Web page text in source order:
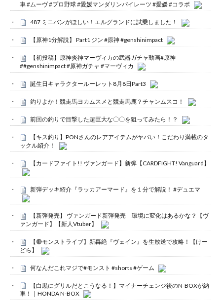
車 #ムーヴ #プロ野球 #愛媛マンダリンパイレーツ #愛媛 #コラボ
487 ミニバンがほしい！エルグランドに試乗しました！
【原神1分解説】 Part1 ジン #原神 #genshinimpact
【初投稿】原神炎神マーヴィカの武器ガチャ動画#原神
##genshinimpact #原神ガチャ #マーヴィカ
誕生日キャラクタールーレット8月8日Part3
釣りよか！競走馬ヨカムスメと競走馬鹿？チャンムスコ！
前回の釣りで目撃した超巨大な〇〇を狙ってみたら！？
【キス釣り】PONさんのレアアイテムがヤバい！こだわり満載のタ
ックル紹介！
【カードファイト!! ヴァンガード】新弾【CARDFIGHT! Vanguard】
新弾デッキ紹介『ラッカアーマード』を１分で解説！ #デュエマ
【新弾発売】 ヴァンガード新弾発売 環境に変化はあるかな？【ヴ
ァンガード】【新人Vtuber】
【🔴モンストライブ】新轟絶『ヴェイン』を生放送で攻略！【けー
どら】
何なんだこれマジで#モンスト #shorts #ゲーム
【白黒にグリルだとこうなる！】マイナーチェンジ後のN-BOXが納
車！｜HONDA N-BOX